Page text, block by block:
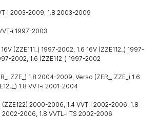
i 2003-2009, 1.8 2003-2009
i 1997-2003
16V (ZZE111_) 1997-2002, 1.6 16V (ZZE112_) 1997-
2002, 1.6 (ZZE112_) 1997-2002
ZZE_) 1.8 2004-2009, Verso (ZER_, ZZE_) 1.6
1.8 VVT-i 2001-2004
(ZZE122) 2000-2006, 1.4 VVT-i 2002-2006, 1.8
2006, 1.8 VVTL-i TS 2002-2006